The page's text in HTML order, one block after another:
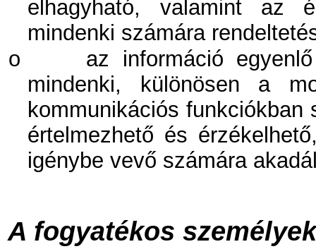
elhagyható, valamint az
mindenki számára
o
az információ
mindenki, különösen a
kommunikációs
értelmezhető és
igénybe vevő számára
A fogyatékos